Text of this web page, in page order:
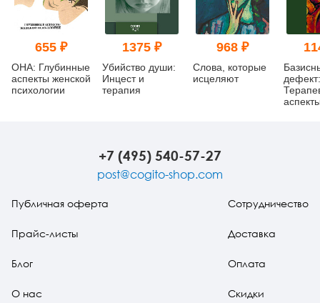
655 ₽
ОНА: Глубинные
аспекты женской
психологии
1375 ₽
Убийство души:
Инцест и
терапия
968 ₽
Слова, которые
исцеляют
дефект:
+7 (495) 540-57-27
post@cogito-shop.com
Публичная оферта
Прайс-листы
Блог
О нас
Сотрудничество
Доставка
Оплата
Скидки